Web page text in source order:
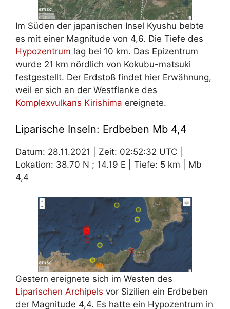
Im Süden der japanischen Insel Kyushu bebte
es mit einer Magnitude von 4,6. Die Tiefe des
Hypozentrum lag bei 10 km. Das Epizentrum
wurde 21 km nördlich von Kokubu-matsuki
festgestellt. Der Erdstoß findet hier Erwähnung,
weil er sich an der Westflanke des
Komplexvulkans Kirishima ereignete.
Liparische Inseln: Erdbeben Mb 4,4
Datum: 28.11.2021 | Zeit: 02:52:32 UTC |
Lokation: 38.70 N ; 14.19 E | Tiefe: 5 km | Mb
4,4
Gestern ereignete sich im Westen des
Liparischen Archipels vor Sizilien ein Erdbeben
der Magnitude 4,4. Es hatte ein Hypozentrum in